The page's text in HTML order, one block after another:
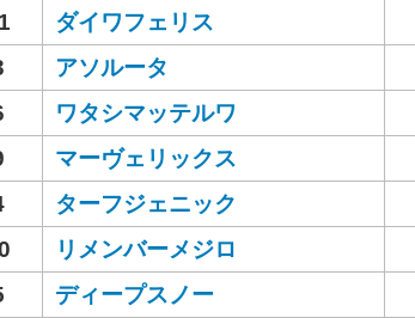
ダイワフェリス
アソルータ
ワタシマッテルワ
マーヴェリックス
ターフジェニック
リメンバーメジロ
ディープスノー